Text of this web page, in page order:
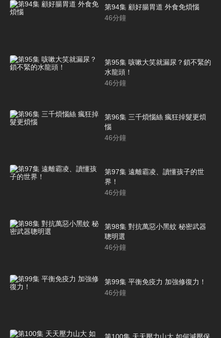
第94集 顧好腸胃道 外食免煩惱
46分鐘
第95集 咳嗽大笑就漏尿？鎖不緊的
水龍頭！
46分鐘
第96集 三千煩惱絲 瘋狂掉髮更煩
惱
46分鐘
第97集 遠離霸凌、讀懂孩子的世
界！
46分鐘
第98集 對抗萬惡小黑蚊 秘密武器
聰明選
46分鐘
第99集 平衡免疫力 加強修復力！
46分鐘